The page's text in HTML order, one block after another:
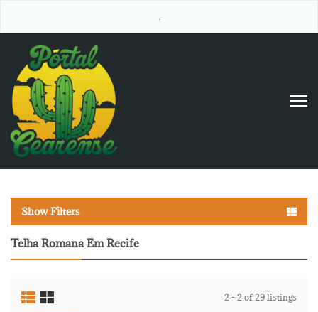
Show Filters
Telha Romana Em Recife
2 - 2 of 29 listings